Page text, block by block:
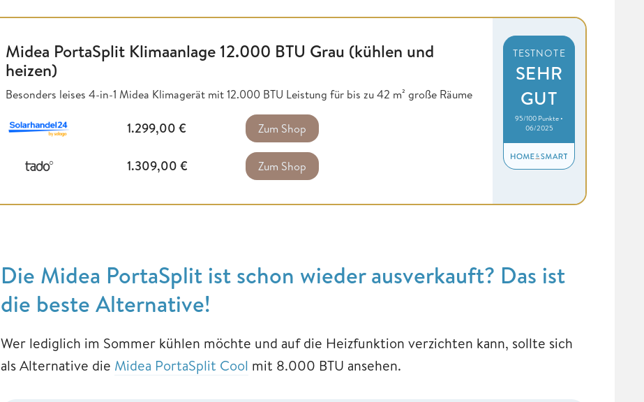
Midea PortaSplit Klimaanlage 12.000 BTU Grau (kühlen und
heizen)
Besonders leises 4-in-1 Midea Klimagerät mit 12.000 BTU Leistung für bis zu 42 m² große Räume
1.299,00 € Zum Shop
1.309,00 € Zum Shop
TESTNOTE
SEHR
GUT
95/100 Punkte •
06/2025
Die Midea PortaSplit ist schon wieder ausverkauft? Das ist
die beste Alternative!
Wer lediglich im Sommer kühlen möchte und auf die Heizfunktion verzichten kann, sollte sich
als Alternative die Midea PortaSplit Cool mit 8.000 BTU ansehen.